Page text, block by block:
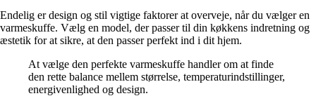
Endelig er design og stil vigtige faktorer at overveje, når du vælger en
varmeskuffe. Vælg en model, der passer til din køkkens indretning og
æstetik for at sikre, at den passer perfekt ind i dit hjem.
At vælge den perfekte varmeskuffe handler om at finde
den rette balance mellem størrelse, temperaturindstillinger,
energivenlighed og design.